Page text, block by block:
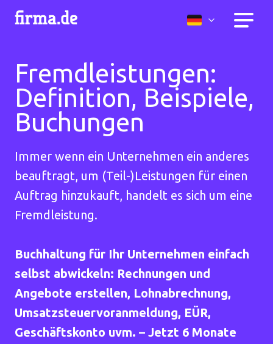
Fremdleistungen:
Definition, Beispiele,
Buchungen
Immer wenn ein Unternehmen ein anderes
beauftragt, um (Teil-)Leistungen für einen
Auftrag hinzukauft, handelt es sich um eine
Fremdleistung.
Buchhaltung für Ihr Unternehmen einfach
selbst abwickeln: Rechnungen und
Angebote erstellen, Lohnabrechnung,
Umsatzsteuervoranmeldung, EÜR,
Geschäftskonto uvm. – Jetzt 6 Monate